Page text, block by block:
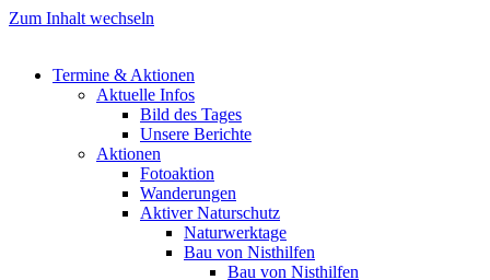
Zum Inhalt wechseln
Termine & Aktionen
Aktuelle Infos
Bild des Tages
Unsere Berichte
Aktionen
Fotoaktion
Wanderungen
Aktiver Naturschutz
Naturwerktage
Bau von Nisthilfen
Bau von Nisthilfen